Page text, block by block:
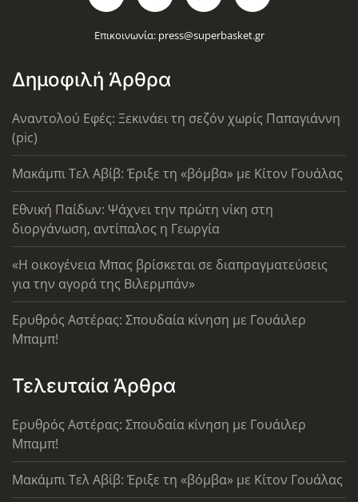
Επικοινωνία: press@superbasket.gr
Δημοφιλή Άρθρα
Αναντολού Εφές: Ξεκινάει τη σεζόν χωρίς Παπαγιάννη
(pic)
Μακάμπι Τελ Αβίβ: Έριξε τη «βόμβα» με Κίτον Γουάλας
Εθνική Παίδων: Ψάχνει την πρώτη νίκη στη
διοργάνωση, αντίπαλος η Γεωργία
«Η οικογένεια Μπας βρίσκεται σε διαπραγματεύσεις
για την αγορά της Βιλερμπάν»
Ερυθρός Αστέρας: Σπουδαία κίνηση με Γουάιλερ
Μπαμπ!
Τελευταία Άρθρα
Ερυθρός Αστέρας: Σπουδαία κίνηση με Γουάιλερ
Μπαμπ!
Μακάμπι Τελ Αβίβ: Έριξε τη «βόμβα» με Κίτον Γουάλας